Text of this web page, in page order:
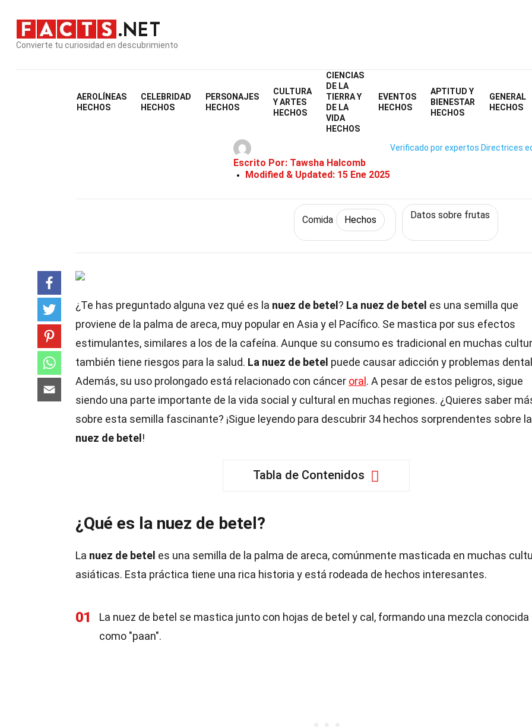
Convierte tu curiosidad en descubrimiento
AEROLÍNEAS
HECHOS
CELEBRIDAD
HECHOS
PERSONAJES
HECHOS
CULTURA
Y ARTES
HECHOS
CIENCIAS
DE LA
TIERRA Y
DE LA
VIDA
HECHOS
EVENTOS
HECHOS
APTITUD Y
BIENESTAR
HECHOS
GENERAL
HECHOS
Estilo de vida
34 Hechos Sobre Nuez De
Escrito Por: Tawsha Halcomb
Modified & Updated: 15 Ene 2025
Verificado por expertos Directrices
Comida Hechos Datos sobre frutas
¿Te has preguntado alguna vez qué es la nuez de betel ? La nuez de betel es una semilla que
proviene de la palma de areca, muy popular en Asia y el Pacífico. Se mastica por sus efectos
estimulantes, similares a los de la cafeína. Aunque su consumo es tradicional en muchas
también tiene riesgos para la salud. La nuez de betel puede causar adicción y problemas
Además, su uso prolongado está relacionado con cáncer oral . A pesar de estos peligros, sigue
siendo una parte importante de la vida social y cultural en muchas regiones. ¿Quieres saber
sobre esta semilla fascinante? ¡Sigue leyendo para descubrir 34 hechos sorprendentes sobre la
nuez de betel !
Tabla de Contenidos
¿Qué es la nuez de betel?
La nuez de betel es una semilla de la palma de areca, comúnmente masticada en muchas
asiáticas. Esta práctica tiene una rica historia y está rodeada de hechos interesantes.
01
La nuez de betel se mastica junto con hojas de betel y cal, formando una mezcla conocida
como "paan".